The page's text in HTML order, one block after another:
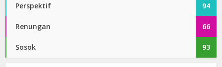
Perspektif 94
Renungan 66
Sosok 93